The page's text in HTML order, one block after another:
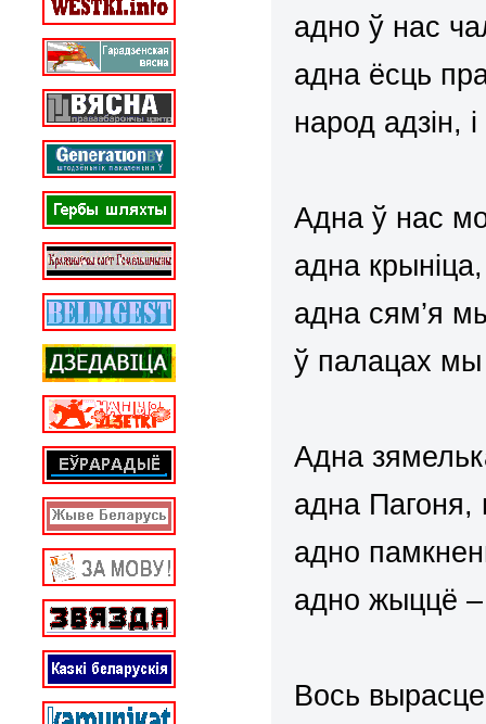
адно ў нас
адна ёсць
народ адзін,
Адна ў нас
адна
адна сям’я
ў палацах мы
Адна
адна Пагоня,
адно
адно жыццё –
Вось